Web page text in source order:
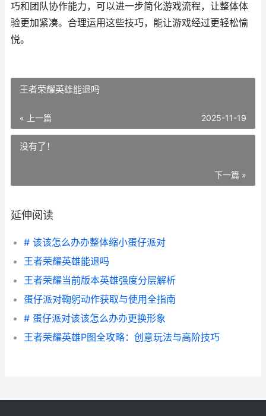
巧和团队协作能力，可以进一步简化游戏流程，让整体体
验更加紧凑。合理运用这些技巧，能让游戏经过更轻松愉
悦。
王者荣耀英雄能退吗
« 上一篇 2025-11-19
没有了！
下一篇 »
延伸阅读
# 该该怎么办办整体缩小蛋仔派对
王者荣耀英雄能退吗
王者荣耀当前版本英雄强度分层解析
蛋仔派对鞠躬动作获取与使用全指南
# 蛋仔派对该该怎么办办更换形象
王者荣耀英雄P图全攻略：创意玩法与高阶技巧